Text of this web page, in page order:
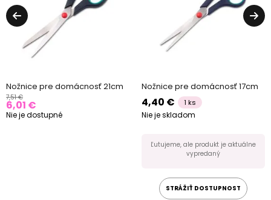
Nožnice pre domácnosť 21cm
7,51 €
6,01 €
Nie je dostupné
Nožnice pre domácnosť 17cm
4,40 € 1 ks
Nie je skladom
Ľutujeme, ale produkt je aktuálne
vypredaný
STRÁŽIŤ DOSTUPNOST